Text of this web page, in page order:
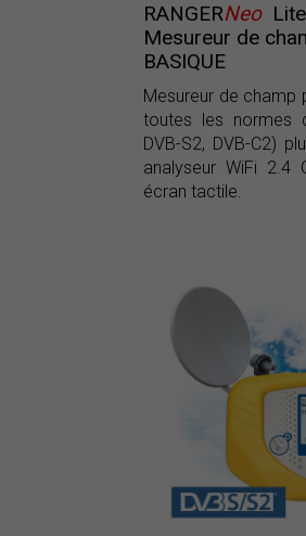
RANGERNeo
Mesureur de
BASIQUE
Mesureur de champ
toutes les normes
DVB-S2, DVB-C2)
analyseur WiFi 2.4
écran tactile.